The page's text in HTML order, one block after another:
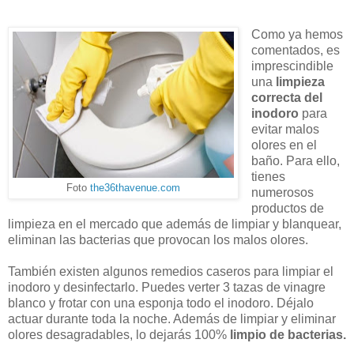
Foto the36thavenue.com
Como ya hemos
comentados, es
imprescindible
una limpieza
correcta del
inodoro para
evitar malos
olores en el
baño. Para ello,
tienes
numerosos
productos de
limpieza en el mercado que además de limpiar y blanquear,
eliminan las bacterias que provocan los malos olores.
También existen algunos remedios caseros para limpiar el
inodoro y desinfectarlo. Puedes verter 3 tazas de vinagre
blanco y frotar con una esponja todo el inodoro. Déjalo
actuar durante toda la noche. Además de limpiar y eliminar
olores desagradables, lo dejarás 100% limpio de bacterias.